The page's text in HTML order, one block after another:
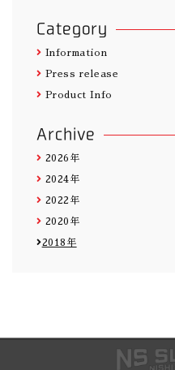
Category
Information
Press release
Product Info
Archive
2026年
2024年
2022年
2020年
2018年